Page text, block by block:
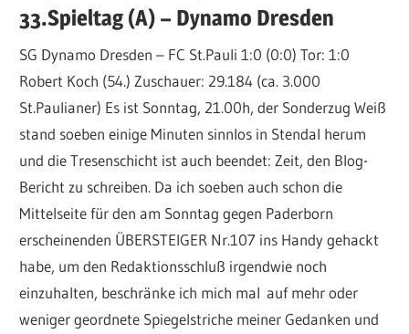
33.Spieltag (A) – Dynamo Dresden
SG Dynamo Dresden – FC St.Pauli 1:0 (0:0) Tor: 1:0
Robert Koch (54.) Zuschauer: 29.184 (ca. 3.000
St.Paulianer) Es ist Sonntag, 21.00h, der Sonderzug Weiß
stand soeben einige Minuten sinnlos in Stendal herum
und die Tresenschicht ist auch beendet: Zeit, den Blog-
Bericht zu schreiben. Da ich soeben auch schon die
Mittelseite für den am Sonntag gegen Paderborn
erscheinenden ÜBERSTEIGER Nr.107 ins Handy gehackt
habe, um den Redaktionsschluß irgendwie noch
einzuhalten, beschränke ich mich mal auf mehr oder
weniger geordnete Spiegelstriche meiner Gedanken und